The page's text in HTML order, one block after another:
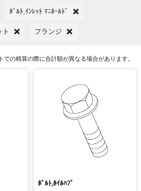
ﾎﾞﾙﾄ,ｲﾝﾚｯﾄ ﾏﾆﾎｰﾙﾄﾞ
フランジ
での精算の際に合計額が異なる場合があります。
ﾎﾞﾙﾄ,ﾎｲﾙﾊﾌﾞ